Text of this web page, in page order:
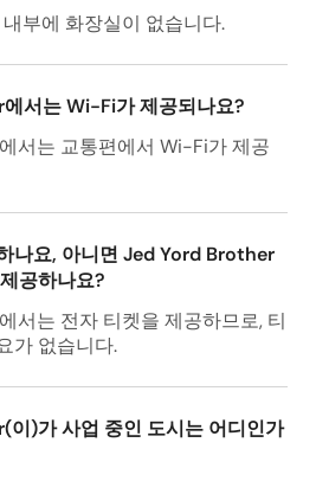
부에 화장실이 없습니다.
서는 Wi-Fi가 제공되나요?
서는 교통편에서 Wi-Fi가 제공
나요, 아니면 Jed Yord Brother
공하나요?
서는 전자 티켓을 제공하므로, 티
가 없습니다.
)가 사업 중인 도시는 어디인가